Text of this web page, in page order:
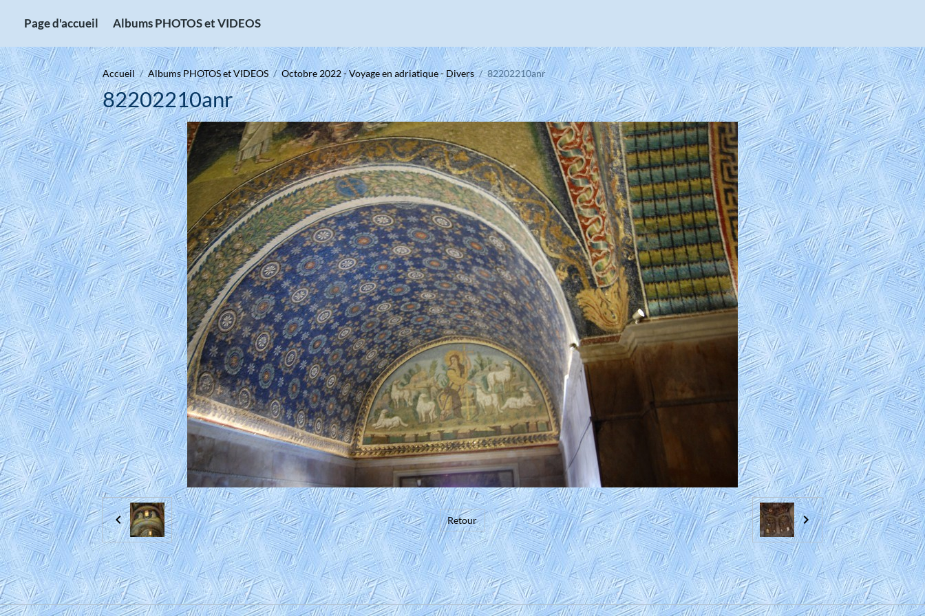
Page d'accueil Albums PHOTOS et VIDEOS
Accueil Albums PHOTOS et VIDEOS Octobre 2022 - Voyage en adriatique - Divers 82202210anr
82202210anr
Retour